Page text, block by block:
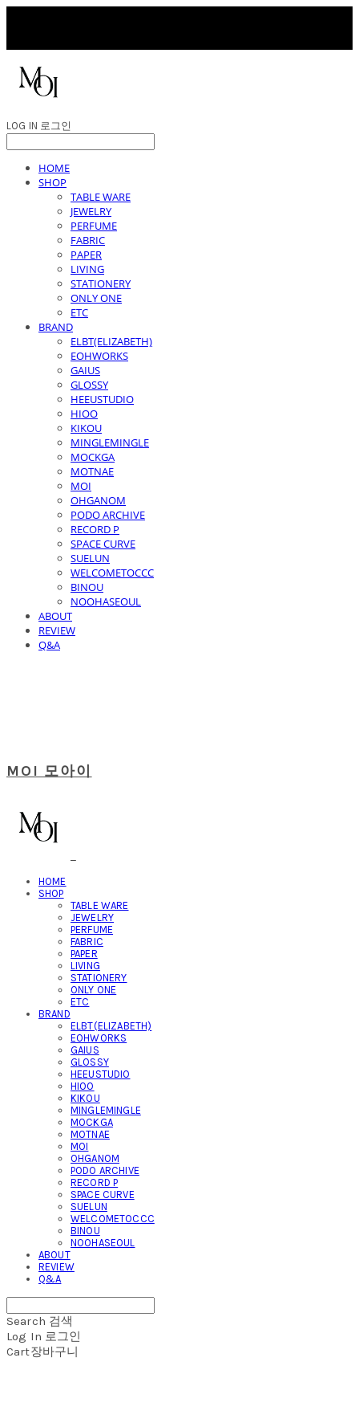
LOG IN 로그인
HOME
SHOP
TABLE WARE
JEWELRY
PERFUME
FABRIC
PAPER
LIVING
STATIONERY
ONLY ONE
ETC
BRAND
ELBT(ELIZABETH)
EOHWORKS
GAIUS
GLOSSY
HEEUSTUDIO
HIOO
KIKOU
MINGLEMINGLE
MOCKGA
MOTNAE
MOI
OHGANOM
PODO ARCHIVE
RECORD P
SPACE CURVE
SUELUN
WELCOMETOCCC
BINOU
NOOHASEOUL
ABOUT
REVIEW
Q&A
MOI 모아이
HOME
SHOP
TABLE WARE
JEWELRY
PERFUME
FABRIC
PAPER
LIVING
STATIONERY
ONLY ONE
ETC
BRAND
ELBT(ELIZABETH)
EOHWORKS
GAIUS
GLOSSY
HEEUSTUDIO
HIOO
KIKOU
MINGLEMINGLE
MOCKGA
MOTNAE
MOI
OHGANOM
PODO ARCHIVE
RECORD P
SPACE CURVE
SUELUN
WELCOMETOCCC
BINOU
NOOHASEOUL
ABOUT
REVIEW
Q&A
Search 검색
Log In 로그인
Cart장바구니